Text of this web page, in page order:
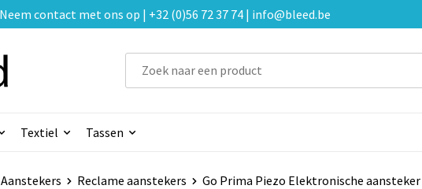
contact met ons op | +32 (0)56 72 37 74 | info@bleed.be
Textiel Tassen
Aanstekers Reclame aanstekers Go Prima Piezo Elektronische aansteker